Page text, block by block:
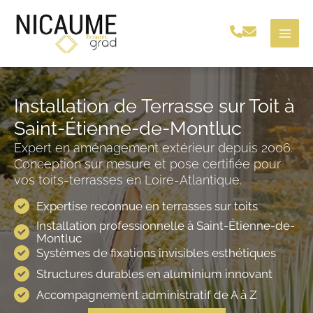
Installation de Terrasse sur Toit à
Saint-Étienne-de-Montluc
Expert en aménagement extérieur depuis 2006.
Conception sur mesure et pose certifiée pour
vos toits-terrasses en Loire-Atlantique.
Expertise reconnue en terrasses sur toits
Installation professionnelle à Saint-Étienne-de-
Montluc
Systèmes de fixations invisibles esthétiques
Structures durables en aluminium innovant
Accompagnement administratif de A à Z